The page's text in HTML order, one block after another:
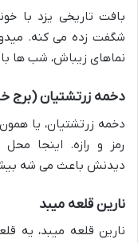
بافت تاریخی یزد با
شگفت زده می کنه.
نماهای زیباش، شب ها
دخمه زرتشتیان (برج
دخمه زرتشتیان، یا
رمز و رازه. اینجا
دیدنش باعث می شه
نارین قلعه میبد
نارین قلعه میبد، یه